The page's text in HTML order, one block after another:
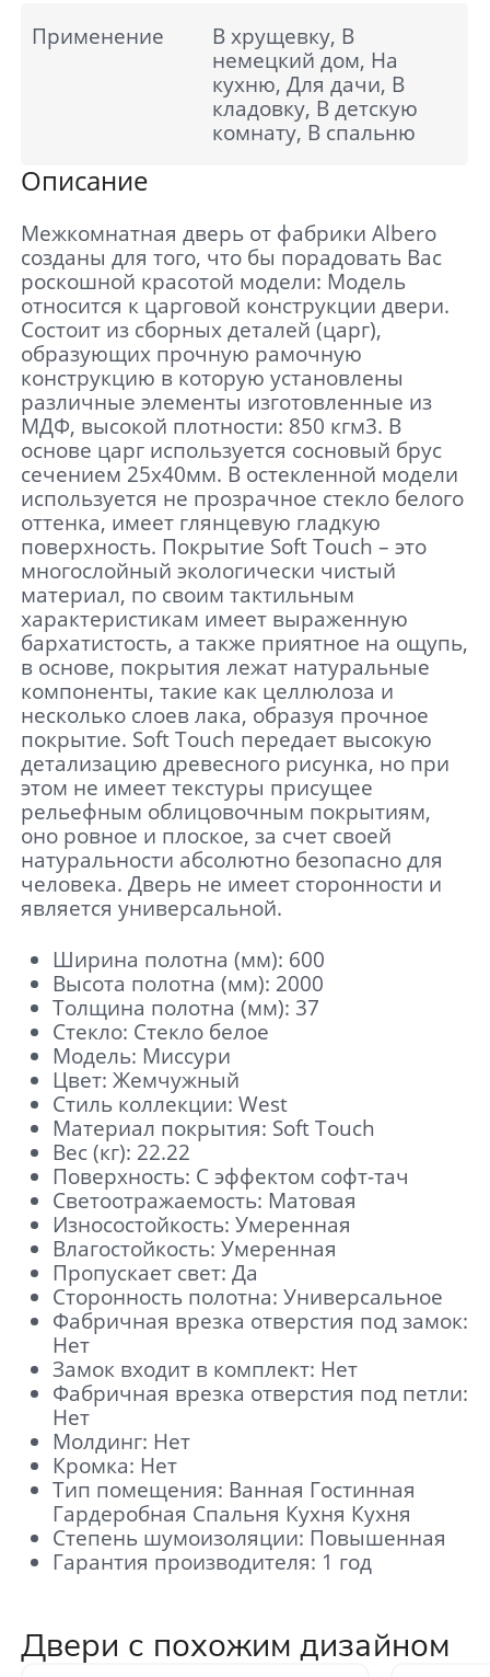
Применение
В хрущевку, В
немецкий дом, На
кухню, Для дачи, В
кладовку, В детскую
комнату, В спальню
Описание
Межкомнатная дверь от фабрики Albero
созданы для того, что бы порадовать Вас
роскошной красотой модели: Модель
относится к царговой конструкции двери.
Состоит из сборных деталей (царг),
образующих прочную рамочную
конструкцию в которую установлены
различные элементы изготовленные из
МДФ, высокой плотности: 850 кгм3. В
основе царг используется сосновый брус
сечением 25х40мм. В остекленной модели
используется не прозрачное стекло белого
оттенка, имеет глянцевую гладкую
поверхность. Покрытие Soft Touch – это
многослойный экологически чистый
материал, по своим тактильным
характеристикам имеет выраженную
бархатистость, а также приятное на ощупь,
в основе, покрытия лежат натуральные
компоненты, такие как целлюлоза и
несколько слоев лака, образуя прочное
покрытие. Soft Touch передает высокую
детализацию древесного рисунка, но при
этом не имеет текстуры присущее
рельефным облицовочным покрытиям,
оно ровное и плоское, за счет своей
натуральности абсолютно безопасно для
человека. Дверь не имеет сторонности и
является универсальной.
Ширина полотна (мм): 600
Высота полотна (мм): 2000
Толщина полотна (мм): 37
Стекло: Стекло белое
Модель: Миссури
Цвет: Жемчужный
Стиль коллекции: West
Материал покрытия: Soft Touch
Вес (кг): 22.22
Поверхность: С эффектом софт-тач
Светоотражаемость: Матовая
Износостойкость: Умеренная
Влагостойкость: Умеренная
Пропускает свет: Да
Сторонность полотна: Универсальное
Фабричная врезка отверстия под замок:
Нет
Замок входит в комплект: Нет
Фабричная врезка отверстия под петли:
Нет
Молдинг: Нет
Кромка: Нет
Тип помещения: Ванная Гостинная
Гардеробная Спальня Кухня Кухня
Степень шумоизоляции: Повышенная
Гарантия производителя: 1 год
Двери с похожим дизайном